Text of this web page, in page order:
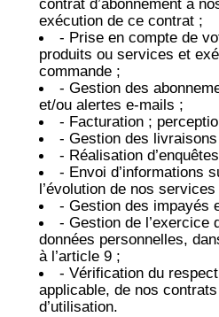
contrat d’abonnement à
exécution de ce contrat ;
- Prise en compte de
produits ou services et
commande ;
- Gestion des
et/ou alertes e-mails ;
- Facturation ;
- Gestion des
- Réalisation
- Envoi d’informations
l’évolution de nos services
- Gestion des impayés
- Gestion de l’exercice
données personnelles,
à l’article 9 ;
- Vérification du
applicable, de nos
d’utilisation.